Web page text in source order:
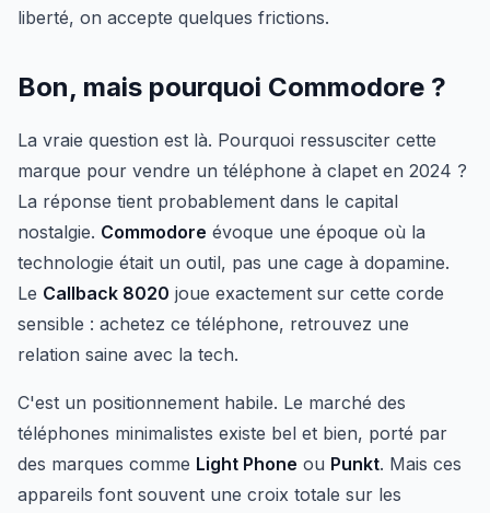
liberté, on accepte quelques frictions.
Bon, mais pourquoi Commodore ?
La vraie question est là. Pourquoi ressusciter cette
marque pour vendre un téléphone à clapet en 2024 ?
La réponse tient probablement dans le capital
nostalgie. Commodore évoque une époque où la
technologie était un outil, pas une cage à dopamine.
Le Callback 8020 joue exactement sur cette corde
sensible : achetez ce téléphone, retrouvez une
relation saine avec la tech.
C'est un positionnement habile. Le marché des
téléphones minimalistes existe bel et bien, porté par
des marques comme Light Phone ou Punkt. Mais ces
appareils font souvent une croix totale sur les